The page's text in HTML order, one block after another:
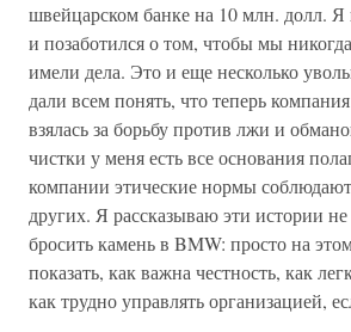
швейцарском банке на 10 млн. долл. Я
и позаботился о том, чтобы мы
имели дела. Это и еще несколько
дали всем понять, что теперь
взялась за борьбу против лжи и
чистки у меня есть все основания
компании этические нормы
других. Я рассказываю эти истории
бросить камень в BMW: просто на
показать, как важна честность, как
как трудно управлять организацией,